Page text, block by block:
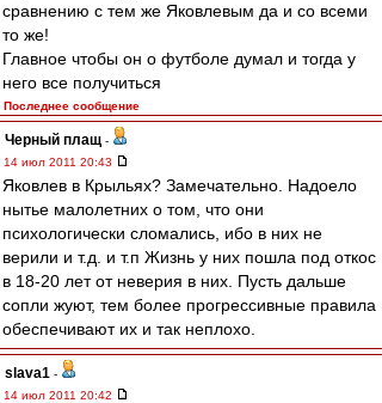
сравнению с тем же Яковлевым да и со всеми
то же!
Главное чтобы он о футболе думал и тогда у
него все получиться
Последнее сообщение
Черный плащ -
14 июл 2011 20:43
Яковлев в Крыльях? Замечательно. Надоело
нытье малолетних о том, что они
психологически сломались, ибо в них не
верили и т.д. и т.п Жизнь у них пошла под откос
в 18-20 лет от неверия в них. Пусть дальше
сопли жуют, тем более прогрессивные правила
обеспечивают их и так неплохо.
slava1 -
14 июл 2011 20:42